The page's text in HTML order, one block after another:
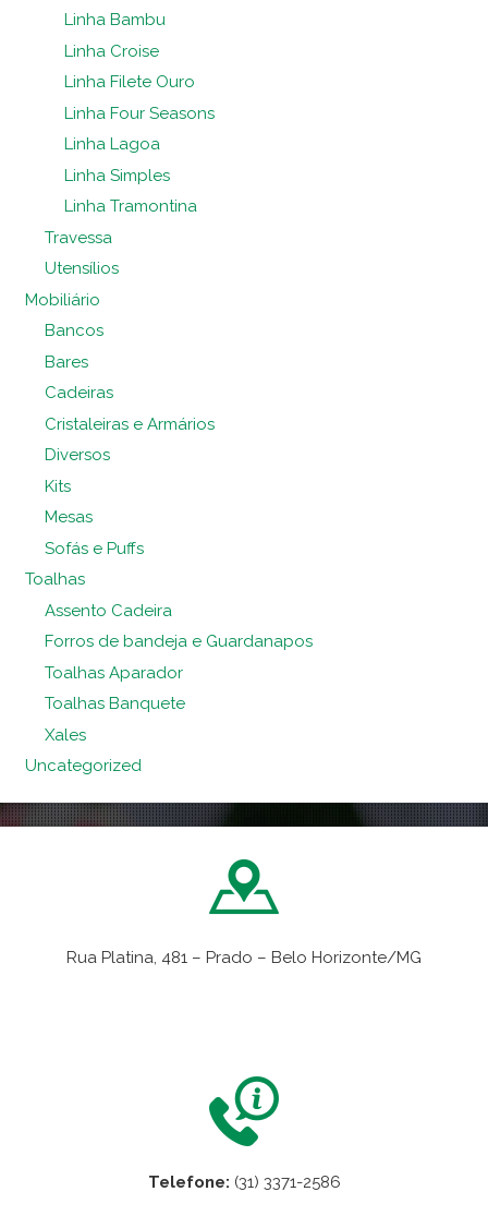
Linha Bambu
Linha Croise
Linha Filete Ouro
Linha Four Seasons
Linha Lagoa
Linha Simples
Linha Tramontina
Travessa
Utensílios
Mobiliário
Bancos
Bares
Cadeiras
Cristaleiras e Armários
Diversos
Kits
Mesas
Sofás e Puffs
Toalhas
Assento Cadeira
Forros de bandeja e Guardanapos
Toalhas Aparador
Toalhas Banquete
Xales
Uncategorized
Rua Platina, 481 – Prado – Belo Horizonte/MG
Telefone: (31) 3371-2586